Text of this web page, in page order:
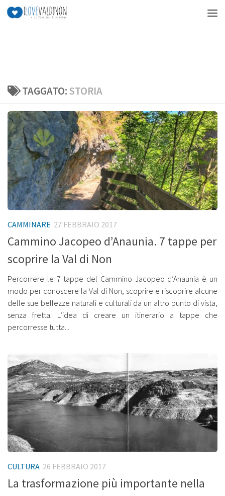
Salta al contenuto
TAGGATO: STORIA
CAMMINARE 27 FEBBRAIO 2017
Cammino Jacopeo d’Anaunia. 7 tappe per
scoprire la Val di Non
Percorrere le 7 tappe del Cammino Jacopeo d’Anaunia è un
modo per conoscere la Val di Non, scoprire e riscoprire alcune
delle sue bellezze naturali e culturali da un altro punto di vista,
senza fretta. L’idea di creare un itinerario a tappe che
percorresse tutta...
CULTURA 26 FEBBRAIO 2017
La trasformazione più importante nella